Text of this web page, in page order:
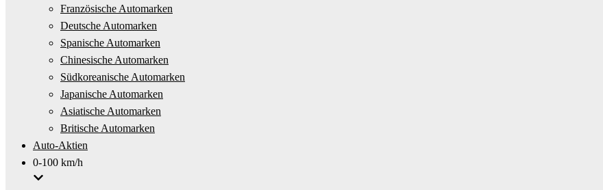
Französische Automarken
Deutsche Automarken
Spanische Automarken
Chinesische Automarken
Südkoreanische Automarken
Japanische Automarken
Asiatische Automarken
Britische Automarken
Auto-Aktien
0-100 km/h